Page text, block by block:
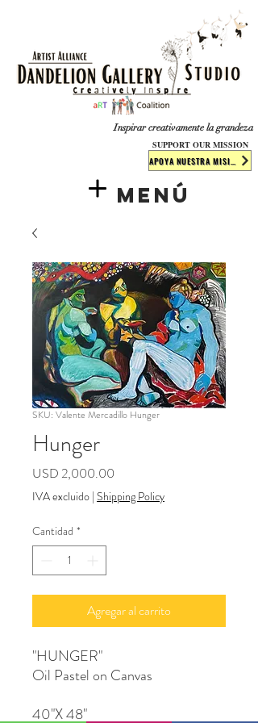
​​​Inspirar creativamente la grandeza
Menú
SUPPORT OUR MISSION
SKU: Valente Mercadillo Hunger
Hunger
USD 2,000.00
IVA excluido | Shipping Policy
Cantidad *
Agregar al carrito
"HUNGER"
Oil Pastel on Canvas
40"X 48"